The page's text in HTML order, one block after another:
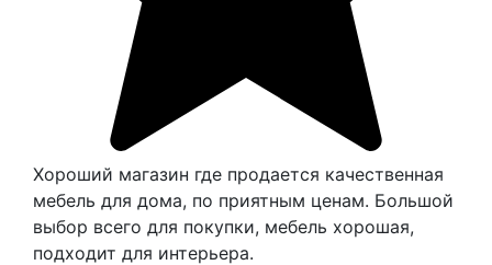
Хороший магазин где продается качественная
мебель для дома, по приятным ценам. Большой
выбор всего для покупки, мебель хорошая,
подходит для интерьера.